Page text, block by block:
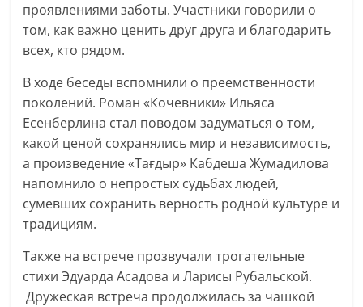
проявлениями заботы. Участники говорили о
том, как важно ценить друг друга и благодарить
всех, кто рядом.
В ходе беседы вспомнили о преемственности
поколений. Роман «Кочевники» Ильяса
Есенберлина стал поводом задуматься о том,
какой ценой сохранялись мир и независимость,
а произведение «Тағдыр» Кабдеша Жумадилова
напомнило о непростых судьбах людей,
сумевших сохранить верность родной культуре и
традициям.
Также на встрече прозвучали трогательные
стихи Эдуарда Асадова и Ларисы Рубальской.
Дружеская встреча продолжилась за чашкой